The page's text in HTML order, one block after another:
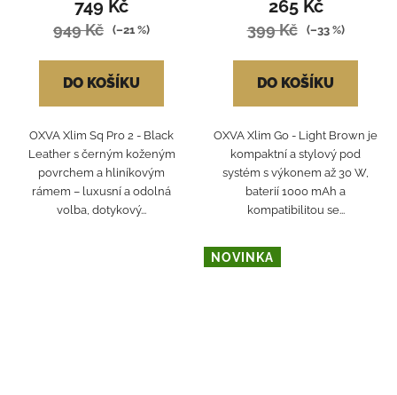
749 Kč
949 Kč (–21 %)
DO KOŠÍKU
OXVA Xlim Sq Pro 2 - Black
Leather s černým koženým
povrchem a hliníkovým
rámem – luxusní a odolná
volba, dotykový...
265 Kč
399 Kč (–33 %)
DO KOŠÍKU
OXVA Xlim Go - Light Brown je
kompaktní a stylový pod
systém s výkonem až 30 W,
baterií 1000 mAh a
kompatibilitou se...
NOVINKA